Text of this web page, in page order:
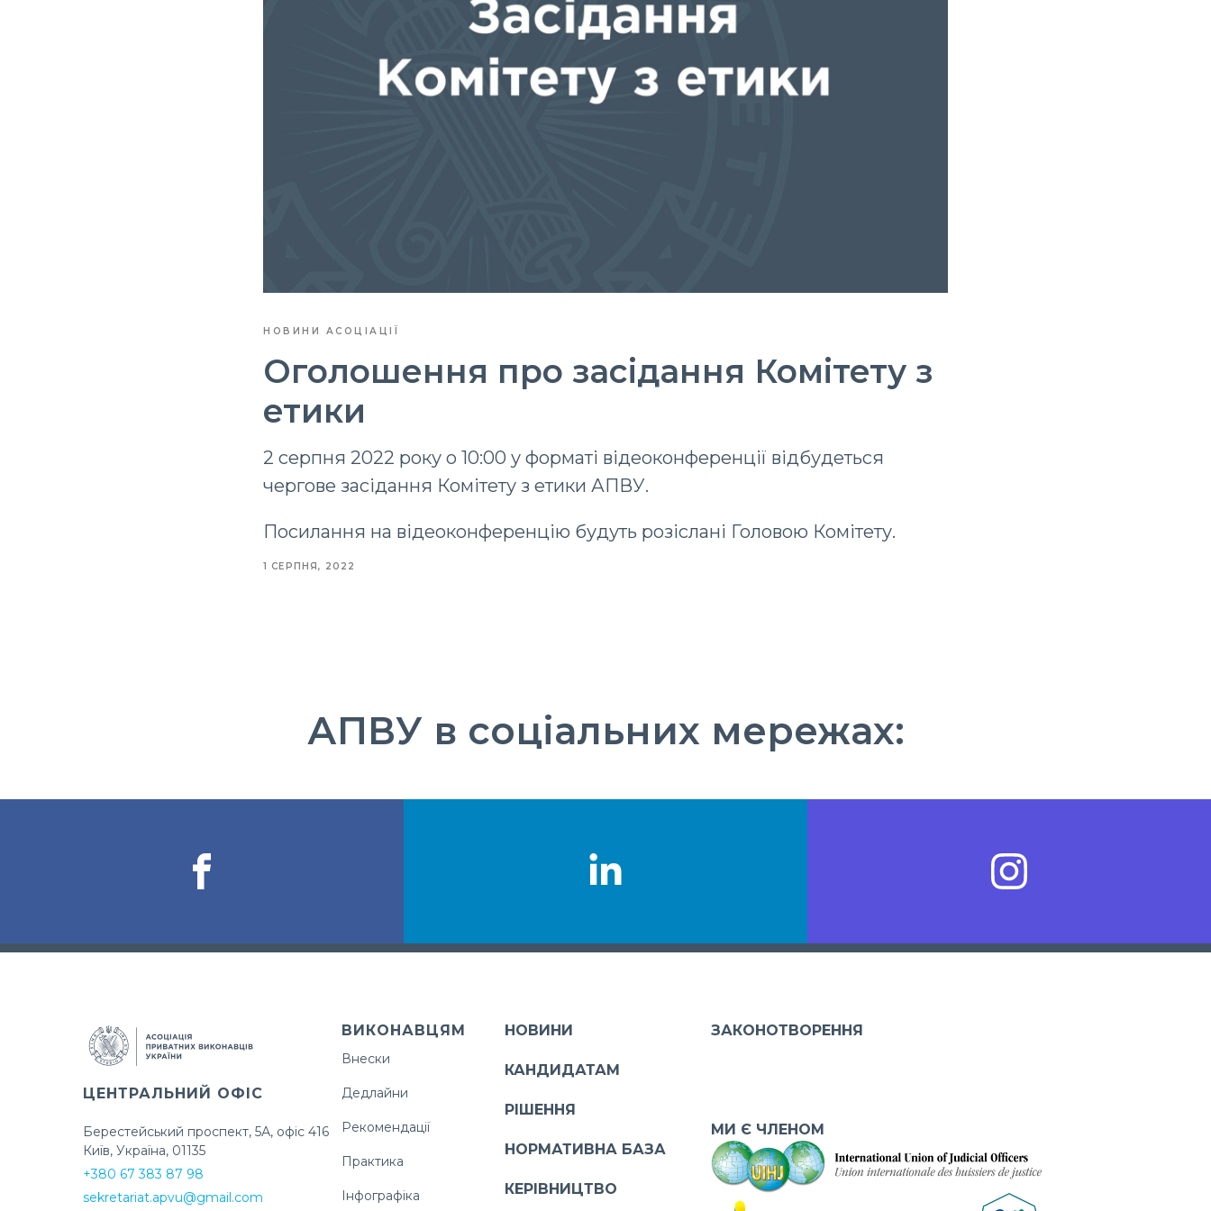
НОВИНИ АСОЦІАЦІЇ
Оголошення про засідання Комітету з
етики
2 серпня 2022 року о 10:00 у форматі відеоконференції відбудеться
чергове засідання Комітету з етики АПВУ.
Посилання на відеоконференцію будуть розіслані Головою Комітету.
1 СЕРПНЯ, 2022
АПВУ в соціальних мережах:
ЦЕНТРАЛЬНИЙ ОФІС
Берестейський проспект, 5А, офіс 416
Київ, Україна, 01135
+380 67 383 87 98
sekretariat.apvu@gmail.com
ВИКОНАВЦЯМ
Внески
Дедлайни
Рекомендації
Практика
Інфографіка
НОВИНИ
КАНДИДАТАМ
РІШЕННЯ
НОРМАТИВНА БАЗА
КЕРІВНИЦТВО
ЗАКОНОТВОРЕННЯ
МИ Є ЧЛЕНОМ